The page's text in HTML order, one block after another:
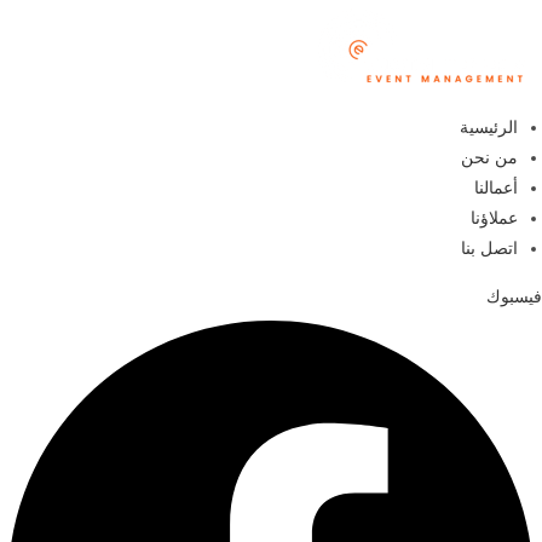
الرئيسية
من نحن
أعمالنا
عملاؤنا
اتصل بنا
فيسبوك